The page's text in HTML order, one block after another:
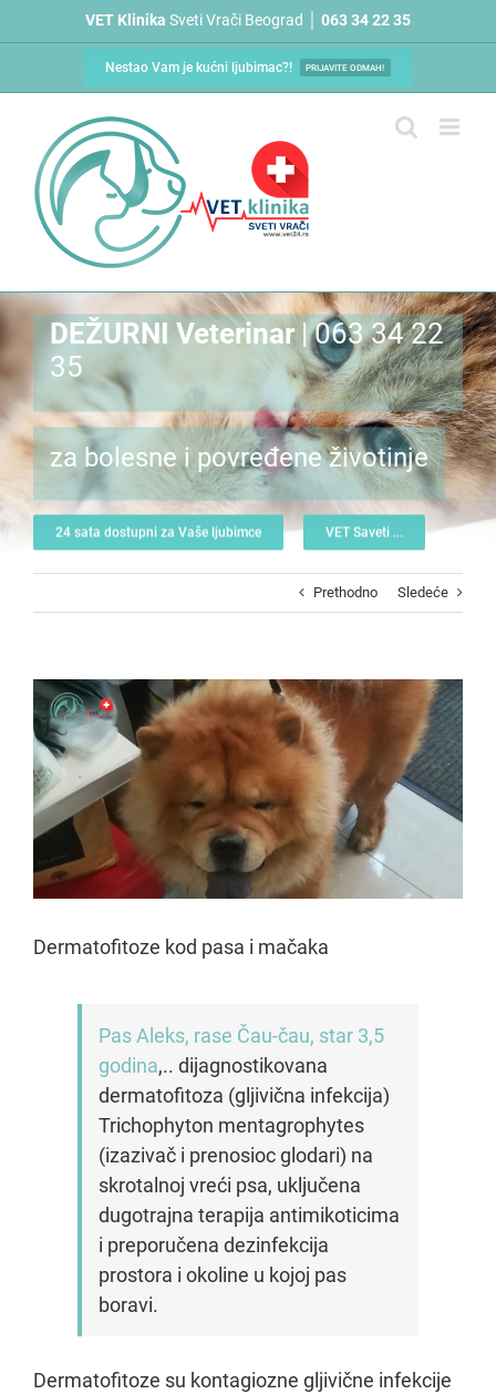
VET Klinika Sveti Vrači Beograd │ 063 34 22 35
Nestao Vam je kućni ljubimac?! PRIJAVITE ODMAH!
DEŽURNI Veterinar| 063 34 22
35
za bolesne i povređene životinje
24 sata dostupni za Vaše ljubimce VET Saveti ...
Prethodno Sledeće
View
Larger
Image
Dermatofitoze kod pasa i mačaka
Pas Aleks, rase Čau-čau, star 3,5
godina,.. dijagnostikovana
dermatofitoza (gljivična infekcija)
Trichophyton mentagrophytes
(izazivač i prenosioc glodari) na
skrotalnoj vreći psa, uključena
dugotrajna terapija antimikoticima
i preporučena dezinfekcija
prostora i okoline u kojoj pas
boravi.
Dermatofitoze su kontagiozne gljivične infekcije